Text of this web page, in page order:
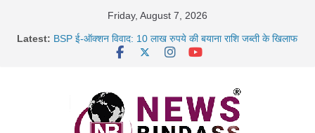
Friday, August 7, 2026
Latest: BSP ई-ऑक्शन विवाद: 10 लाख रुपये की बयाना राशि जब्ती के खिलाफ
साइबर ठगी पर दुर्ग पुलिस का बड़ा एक्शन: 13 म्यूल बैंक खाताधारक
गिरफ्तार